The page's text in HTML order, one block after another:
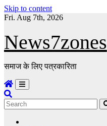
Skip to content
Fri. Aug 7th, 2026
News7zones
समाज के लिए पत्रकारिता